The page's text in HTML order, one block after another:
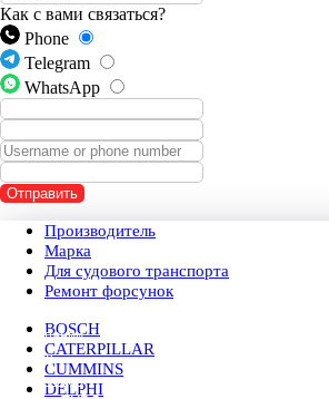
Контакты
О компании
PLD-секции
Ремонт ТНВД
Статьи
Ремонт форсунок
Как с вами связаться?
Phone
Telegram
WhatsApp
Отправить
Производитель
Марка
Для судового транспорта
Ремонт форсунок
BOSCH
CATERPILLAR
CUMMINS
DELPHI